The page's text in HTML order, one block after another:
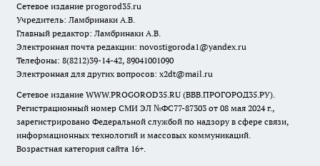
Сетевое издание progorod35.ru
Учредитель: Ламбринаки А.В.
Главный редактор: Ламбринаки А.В.
Электронная почта редакции: novostigoroda1@yandex.ru
Телефоны: 8(8212)39-14-42, 89041001090
Электронная для других вопросов: x2dt@mail.ru
Сетевое издание WWW.PROGOROD35.RU (ВВВ.ПРОГОРОД35.РУ).
Регистрационный номер СМИ ЭЛ №ФС77-87303 от 08 мая 2024 г.,
зарегистрировано Федеральной службой по надзору в сфере связи,
информационных технологий и массовых коммуникаций.
Возрастная категория сайта 16+.